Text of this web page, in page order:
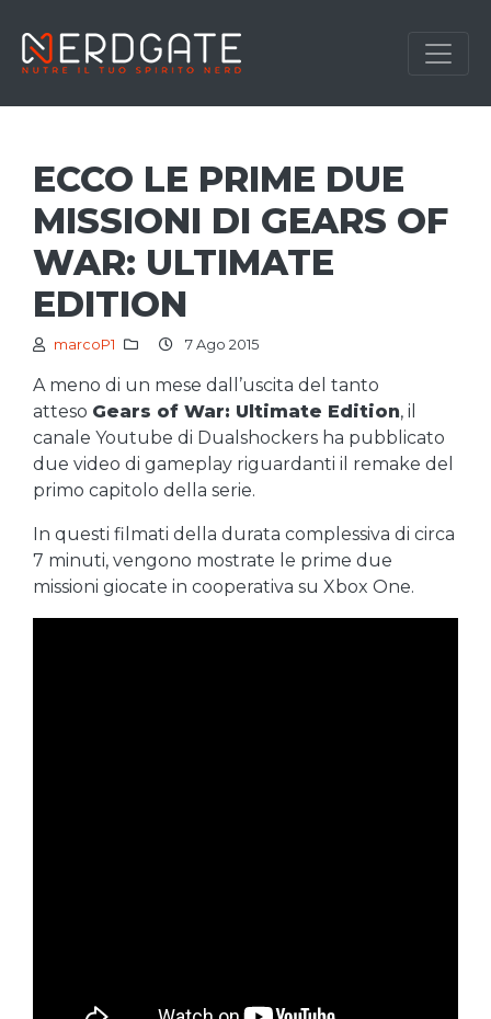
ECCO LE PRIME DUE
MISSIONI DI GEARS OF
WAR: ULTIMATE
EDITION
marcoP1 7 Ago 2015
A meno di un mese dall’uscita del tanto
atteso Gears of War: Ultimate Edition, il
canale Youtube di Dualshockers ha pubblicato
due video di gameplay riguardanti il remake del
primo capitolo della serie.
In questi filmati della durata complessiva di circa
7 minuti, vengono mostrate le prime due
missioni giocate in cooperativa su Xbox One.